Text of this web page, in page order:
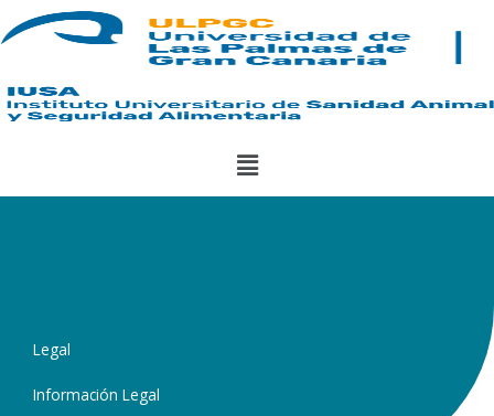
al
Menú
Legal
Información Legal